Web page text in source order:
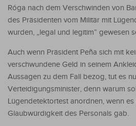
Róga nach dem Verschwinden von
des Präsidenten vom Militär mit
wurden, „legal und legitim” gewesen
Auch wenn Präsident Peña sich mit
verschwundene Geld in seinem
Aussagen zu dem Fall bezog, tut es
Verteidigungsminister, denn warum
Lügendetektortest anordnen, wenn
Glaubwürdigkeit des Personals gab.